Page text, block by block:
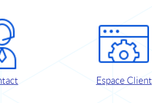
Espace Client